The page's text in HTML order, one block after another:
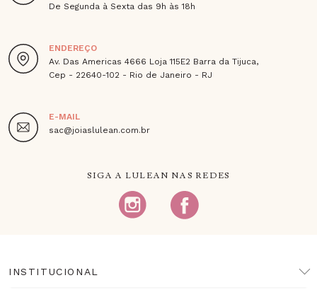
De Segunda à Sexta das 9h às 18h
ENDEREÇO
Av. Das Americas 4666 Loja 115E2 Barra da Tijuca,
Cep - 22640-102 - Rio de Janeiro - RJ
E-MAIL
sac@joiaslulean.com.br
SIGA A LULEAN NAS REDES
INSTITUCIONAL